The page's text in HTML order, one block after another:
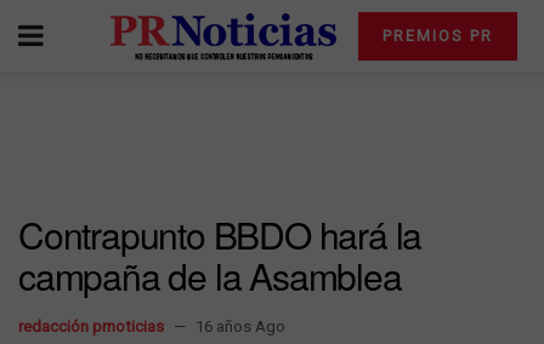
PREMIOS PR
Contrapunto BBDO hará la
campaña de la Asamblea
redacción prnoticias 16 años Ago